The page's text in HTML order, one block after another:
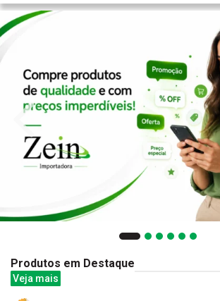
Produtos em Destaque
Veja mais